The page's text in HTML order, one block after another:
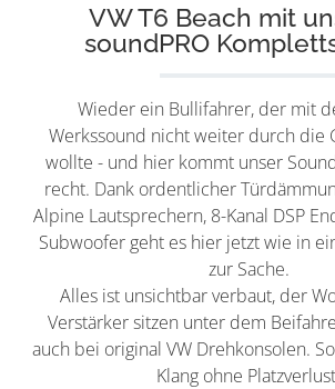
VW T6 Beach mit
soundPRO
Wieder ein Bullifahrer, der mit
Werkssound nicht weiter durch die
wollte - und hier kommt unser
recht. Dank ordentlicher
Alpine Lautsprechern, 8-Kanal DSP
Subwoofer geht es hier jetzt wie in
zur Sache.
Alles ist unsichtbar verbaut, der
Verstärker sitzen unter dem
auch bei original VW Drehkonsolen.
Klang ohne